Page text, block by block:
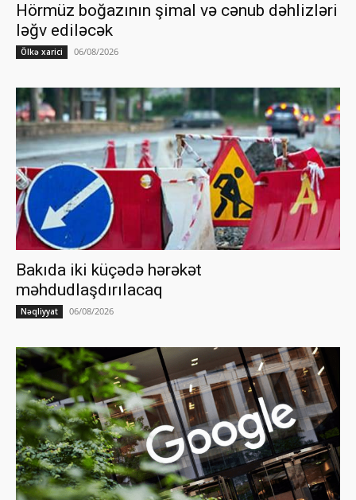
Hörmüz boğazının şimal və cənub dəhlizləri
ləğv ediləcək
Ölkə xarici 06/08/2026
Bakıda iki küçədə hərəkət
məhdudlaşdırılacaq
Nəqliyyat 06/08/2026